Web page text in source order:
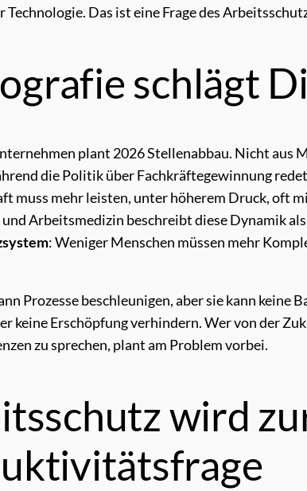
Technologie. Das ist eine Frage des
schlägt
plant 2026 Stellenabbau. Nicht aus
die Politik über Fachkräftegewinnung
muss mehr leisten, unter höherem Druck, oft
Arbeitsmedizin beschreibt diese Dynamik als
: Weniger Menschen müssen mehr
Prozesse beschleunigen, aber sie kann keine
keine Erschöpfung verhindern. Wer von der
zu sprechen, plant am Problem vorbei.
wird